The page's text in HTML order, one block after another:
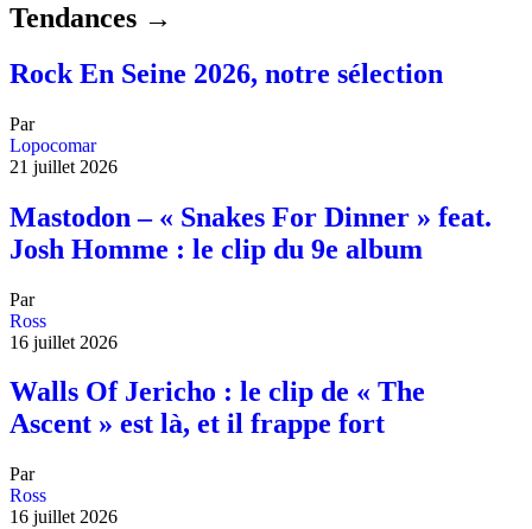
Tendances →
Rock En Seine 2026, notre sélection
Par
Lopocomar
21 juillet 2026
Mastodon – « Snakes For Dinner » feat.
Josh Homme : le clip du 9e album
Par
Ross
16 juillet 2026
Walls Of Jericho : le clip de « The
Ascent » est là, et il frappe fort
Par
Ross
16 juillet 2026